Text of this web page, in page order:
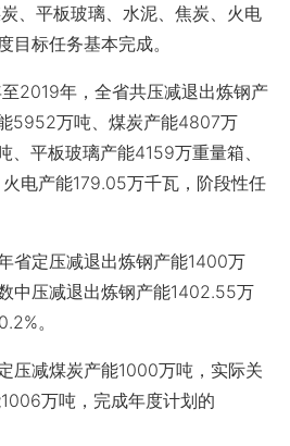
、平板玻璃、水泥、焦炭、火电
目标任务基本完成。
年，全省共压减退出炼钢产
5952万吨、煤炭产能4807万
、平板玻璃产能4159万重量箱、
电产能179.05万千瓦，阶段性任
定压减退出炼钢产能1400万
中压减退出炼钢产能1402.55万
。
减煤炭产能1000万吨，实际关
万吨，完成年度计划的